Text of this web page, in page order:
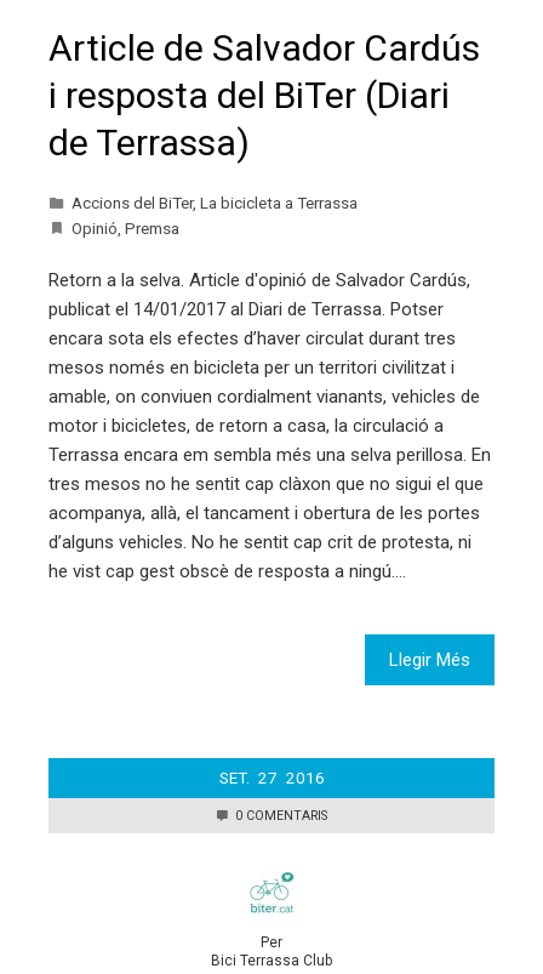
Article de Salvador Cardús
i resposta del BiTer (Diari
de Terrassa)
Accions del BiTer, La bicicleta a Terrassa
Opinió Premsa
Retorn a la selva. Article d'opinió de Salvador Cardús,
publicat el 14/01/2017 al Diari de Terrassa. Potser
encara sota els efectes d’haver circulat durant tres
mesos només en bicicleta per un territori civilitzat i
amable, on conviuen cordialment vianants, vehicles de
motor i bicicletes, de retorn a casa, la circulació a
Terrassa encara em sembla més una selva perillosa. En
tres mesos no he sentit cap clàxon que no sigui el que
acompanya, allà, el tancament i obertura de les portes
d’alguns vehicles. No he sentit cap crit de protesta, ni
he vist cap gest obscè de resposta a ningú.…
Llegir Més
SET. 27 2016
0 COMENTARIS
Per
Bici Terrassa Club